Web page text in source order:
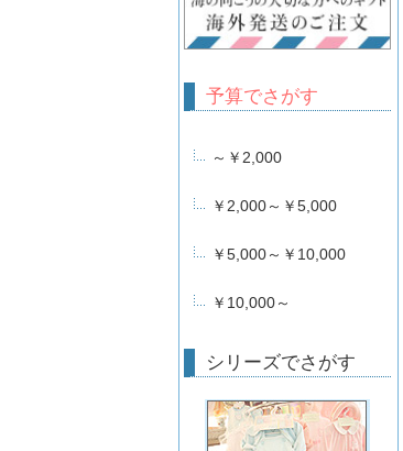
予算でさがす
～￥2,000
￥2,000～￥5,000
￥5,000～￥10,000
￥10,000～
シリーズでさがす